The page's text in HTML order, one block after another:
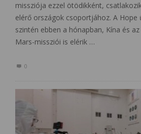
missziója ezzel ötödikként,
elérő országok csoportjához. A Hope
szintén ebben a hónapban, Kína és
Mars-missziói is elérik …
0